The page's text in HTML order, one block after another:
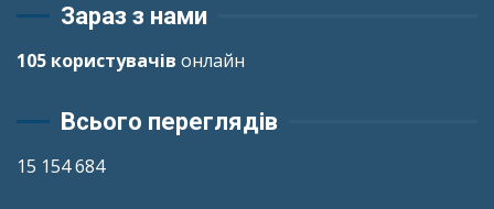
Зараз з нами
105 користувачів онлайн
Всього переглядів
15 154 684